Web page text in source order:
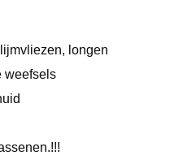
longen
weefsels